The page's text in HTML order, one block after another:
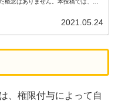
概念はありません。本投稿では、テ
2021.05.24
、権限付与によって自